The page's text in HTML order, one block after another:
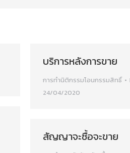
บริการหลังการขาย
การทำนิติกรรมโอนกรรมสิทธิ์
24/04/2020
สัญญาจะซื้อจะขาย